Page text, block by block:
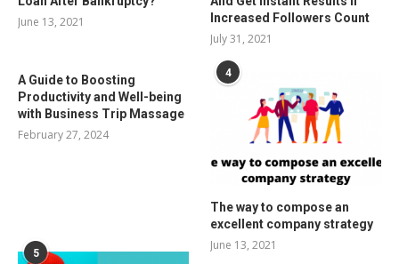
June 13, 2021
Increased Followers Count
July 31, 2021
A Guide to Boosting
Productivity and Well-being
with Business Trip Massage
February 27, 2024
4
The way to compose an
excellent company strategy
June 13, 2021
5